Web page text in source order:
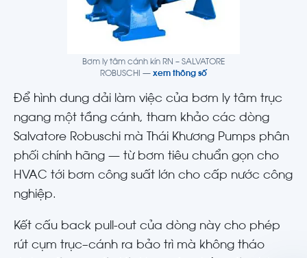
Bơm ly tâm cánh kín RN – SALVATORE
ROBUSCHI — xem thông số
Để hình dung dải làm việc của bơm ly tâm trục
ngang một tầng cánh, tham khảo các dòng
Salvatore Robuschi mà Thái Khương Pumps phân
phối chính hãng — từ bơm tiêu chuẩn gọn cho
HVAC tới bơm công suất lớn cho cấp nước công
nghiệp.
Kết cấu back pull-out của dòng này cho phép
rút cụm trục–cánh ra bảo trì mà không tháo